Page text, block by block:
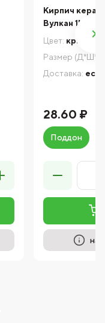
Кирпич
Вулкан 1NF
Цвет: красный
Размер
Доставка: есть
28.60 ₽
Поддон
на